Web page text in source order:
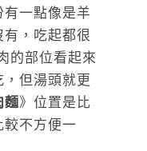
一點像是羊
，吃起都很
的部位看起來
但湯頭就更
麵》位置是比
較不方便一